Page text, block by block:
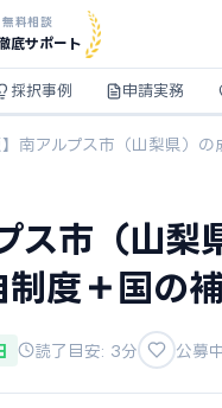
無料相談
底サポート
採択事例 申請実務
南アルプス市（山梨県）
ス市（山梨
度＋国の
読了目安: 3分 公募中